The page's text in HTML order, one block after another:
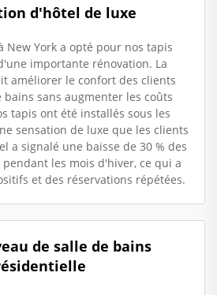
d'hôtel de luxe
New York a opté pour nos tapis
importante rénovation. La
améliorer le confort des clients
bains sans augmenter les coûts
tapis ont été installés sous les
sensation de luxe que les clients
a signalé une baisse de 30 % des
les mois d'hiver, ce qui a
et des réservations répétées.
de salle de bains